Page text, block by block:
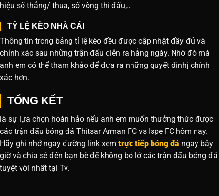
hiệu số thắng/ thua, số vòng thi đấu,…
TỶ LỆ KÈO NHÀ CÁI
Thông tin trong bảng tỉ lệ kèo đều được cập nhật đầy đủ và
chính xác sau những trận đấu diễn ra hằng ngày. Nhờ đó mà
anh em có thể tham khảo để đưa ra những quyết đinhj chính
xác hơn.
TỔNG KẾT
là sự lựa chọn hoàn hảo nếu anh em muốn thưởng thức được
các trận đấu bóng đá Thitsar Arman FC vs Ispe FC hôm nay.
Hãy ghi nhớ ngay đường link xem trực tiếp bóng đá ngay bây
giờ và chia sẻ đến bạn bè để không bỏ lỡ các trận đấu bóng đá
tuyệt vời nhất tại Tv.